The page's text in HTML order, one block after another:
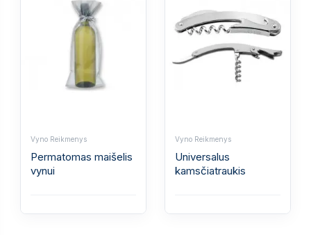
Vyno Reikmenys
Permatomas maišelis
vynui
Vyno Reikmenys
Universalus
kamsčiatraukis